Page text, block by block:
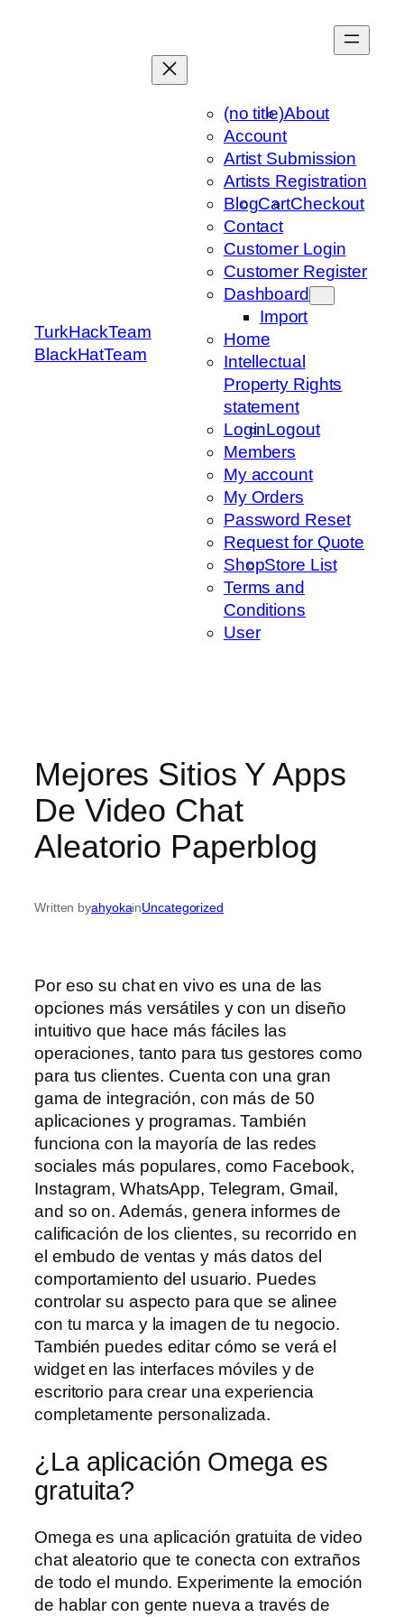
TurkHackTeam
BlackHatTeam
(no title)About
Account
Artist Submission
Artists Registration
BlogCartCheckout
Contact
Customer Login
Customer Register
Dashboard
Import
Home
Intellectual
Property Rights
statement
LoginLogout
Members
My account
My Orders
Password Reset
Request for Quote
ShopStore List
Terms and
Conditions
User
Mejores Sitios Y Apps
De Video Chat
Aleatorio Paperblog
Written byahyokainUncategorized
Por eso su chat en vivo es una de las
opciones más versátiles y con un diseño
intuitivo que hace más fáciles las
operaciones, tanto para tus gestores como
para tus clientes. Cuenta con una gran
gama de integración, con más de 50
aplicaciones y programas. También
funciona con la mayoría de las redes
sociales más populares, como Facebook,
Instagram, WhatsApp, Telegram, Gmail,
and so on. Además, genera informes de
calificación de los clientes, su recorrido en
el embudo de ventas y más datos del
comportamiento del usuario. Puedes
controlar su aspecto para que se alinee
con tu marca y la imagen de tu negocio.
También puedes editar cómo se verá el
widget en las interfaces móviles y de
escritorio para crear una experiencia
completamente personalizada.
¿La aplicación Omega es
gratuita?
Omega es una aplicación gratuita de video
chat aleatorio que te conecta con extraños
de todo el mundo. Experimente la emoción
de hablar con gente nueva a través de